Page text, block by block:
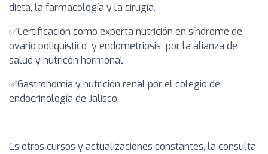
dieta, la farmacología y la cirugía.
✅️Certificación como experta nutrición en síndrome de
ovario poliquistico y endometriosis por la alianza de
salud y nutricón hormonal.
✅️Gastronomía y nutrición renal por el colegio de
endocrinología de Jalisco.
Es otros cursos y actualizaciones constantes, la consulta